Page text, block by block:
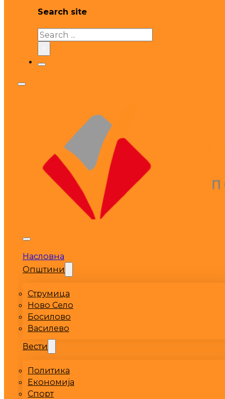
Search site
Search
Насловна
Општини
Струмица
Ново Село
Босилово
Василево
Вести
Политика
Економија
Спорт